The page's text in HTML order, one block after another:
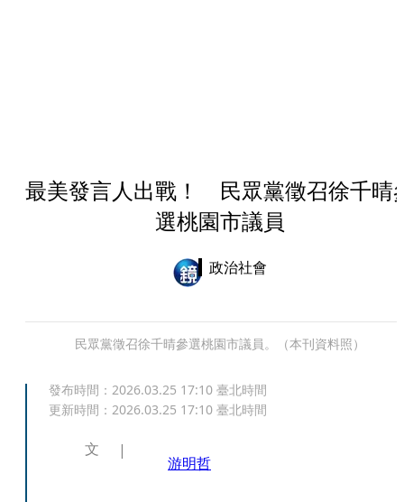
最美發言人出戰！ 民眾黨徵召徐千晴
選桃園市議員
政治社會
民眾黨徵召徐千晴參選桃園市議員。（本刊資料照）
發布時間： 2026.03.25 17:10 臺北時間
更新時間： 2026.03.25 17:10 臺北時間
文
游明哲